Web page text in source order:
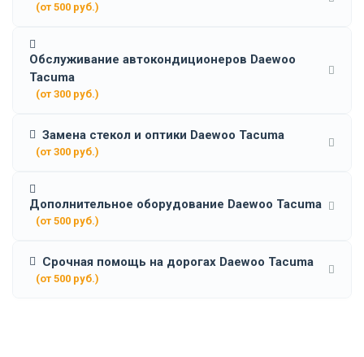
(от 500 руб.)
Обслуживание автокондиционеров Daewoo
Tacuma
(от 300 руб.)
Замена стекол и оптики Daewoo Tacuma
(от 300 руб.)
Дополнительное оборудование Daewoo Tacuma
(от 500 руб.)
Срочная помощь на дорогах Daewoo Tacuma
(от 500 руб.)